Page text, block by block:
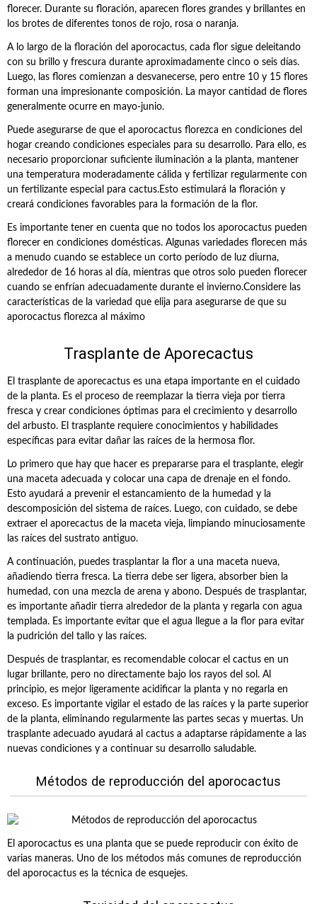
florecer. Durante su floración, aparecen flores grandes y brillantes en
los brotes de diferentes tonos de rojo, rosa o naranja.
A lo largo de la floración del aporocactus, cada flor sigue deleitando
con su brillo y frescura durante aproximadamente cinco o seis días.
Luego, las flores comienzan a desvanecerse, pero entre 10 y 15 flores
forman una impresionante composición. La mayor cantidad de flores
generalmente ocurre en mayo-junio.
Puede asegurarse de que el aporocactus florezca en condiciones del
hogar creando condiciones especiales para su desarrollo. Para ello, es
necesario proporcionar suficiente iluminación a la planta, mantener
una temperatura moderadamente cálida y fertilizar regularmente con
un fertilizante especial para cactus.Esto estimulará la floración y
creará condiciones favorables para la formación de la flor.
Es importante tener en cuenta que no todos los aporocactus pueden
florecer en condiciones domésticas. Algunas variedades florecen más
a menudo cuando se establece un corto período de luz diurna,
alrededor de 16 horas al día, mientras que otros solo pueden florecer
cuando se enfrían adecuadamente durante el invierno.Considere las
características de la variedad que elija para asegurarse de que su
aporocactus florezca al máximo
Trasplante de Aporecactus
El trasplante de aporecactus es una etapa importante en el cuidado
de la planta. Es el proceso de reemplazar la tierra vieja por tierra
fresca y crear condiciones óptimas para el crecimiento y desarrollo
del arbusto. El trasplante requiere conocimientos y habilidades
específicas para evitar dañar las raíces de la hermosa flor.
Lo primero que hay que hacer es prepararse para el trasplante, elegir
una maceta adecuada y colocar una capa de drenaje en el fondo.
Esto ayudará a prevenir el estancamiento de la humedad y la
descomposición del sistema de raíces. Luego, con cuidado, se debe
extraer el aporecactus de la maceta vieja, limpiando minuciosamente
las raíces del sustrato antiguo.
A continuación, puedes trasplantar la flor a una maceta nueva,
añadiendo tierra fresca. La tierra debe ser ligera, absorber bien la
humedad, con una mezcla de arena y abono. Después de trasplantar,
es importante añadir tierra alrededor de la planta y regarla con agua
templada. Es importante evitar que el agua llegue a la flor para evitar
la pudrición del tallo y las raíces.
Después de trasplantar, es recomendable colocar el cactus en un
lugar brillante, pero no directamente bajo los rayos del sol. Al
principio, es mejor ligeramente acidificar la planta y no regarla en
exceso. Es importante vigilar el estado de las raíces y la parte superior
de la planta, eliminando regularmente las partes secas y muertas. Un
trasplante adecuado ayudará al cactus a adaptarse rápidamente a las
nuevas condiciones y a continuar su desarrollo saludable.
Métodos de reproducción del aporocactus
El aporocactus es una planta que se puede reproducir con éxito de
varias maneras. Uno de los métodos más comunes de reproducción
del aporocactus es la técnica de esquejes.